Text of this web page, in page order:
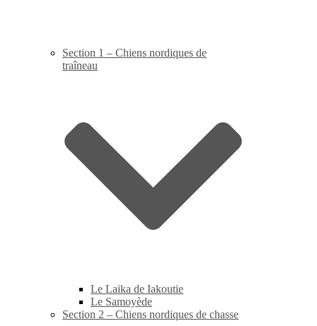
Section 1 – Chiens nordiques de
traîneau
Le Laika de Iakoutie
Le Samoyède
Section 2 – Chiens nordiques de chasse